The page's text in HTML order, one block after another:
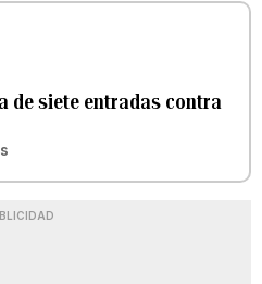
de siete entradas contra